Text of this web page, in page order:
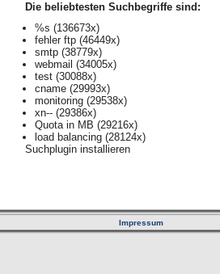
Die beliebtesten Suchbegriffe sind:
%s (136673x)
fehler ftp (46449x)
smtp (38779x)
webmail (34005x)
test (30088x)
cname (29993x)
monitoring (29538x)
xn-- (29386x)
Quota in MB (29216x)
load balancing (28124x)
Suchplugin installieren
Impressum